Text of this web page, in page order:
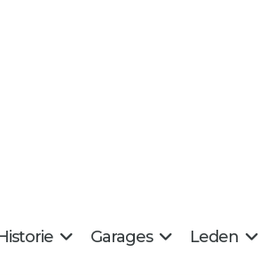
Garages Leden